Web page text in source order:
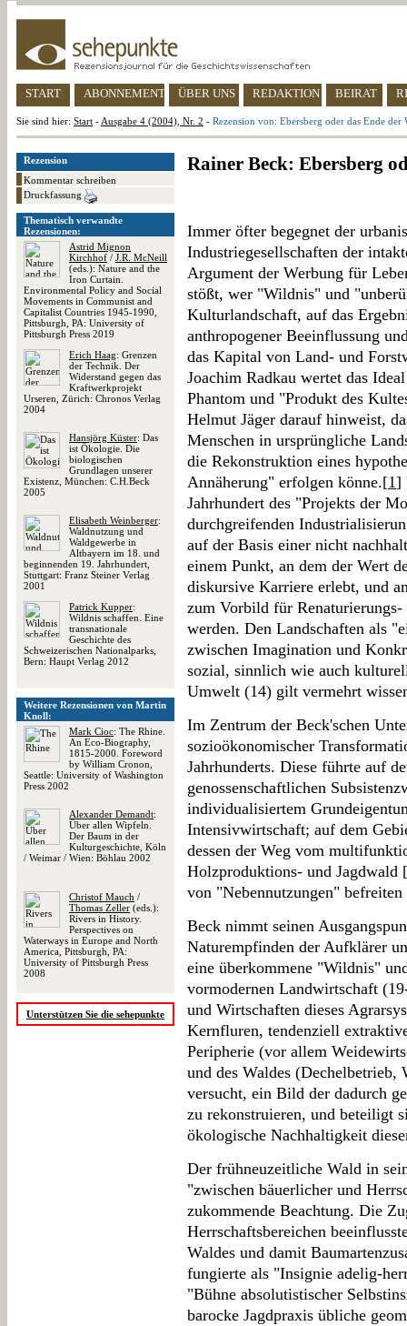
START ABONNEMENT ÜBER UNS REDAKTION BEIRAT
Sie sind hier: Start - Ausgabe 4 (2004), Nr. 2 - Rezension von: Ebersberg oder das Ende der
Rezension
Kommentar schreiben
Druckfassung
Thematisch verwandte
Rezensionen:
Astrid Mignon
Kirchhof / J.R. McNeill
(eds.): Nature and the
Iron Curtain.
Environmental Policy and Social
Movements in Communist and
Capitalist Countries 1945-1990,
Pittsburgh, PA: University of
Pittsburgh Press 2019
Erich Haag: Grenzen
der Technik. Der
Widerstand gegen das
Kraftwerkprojekt
Urseren, Zürich: Chronos Verlag
2004
Hansjörg Küster: Das
ist Ökologie. Die
biologischen
Grundlagen unserer
Existenz, München: C.H.Beck
2005
Elisabeth Weinberger:
Waldnutzung und
Waldgewerbe in
Altbayern im 18. und
beginnenden 19. Jahrhundert,
Stuttgart: Franz Steiner Verlag
2001
Patrick Kupper:
Wildnis schaffen. Eine
transnationale
Geschichte des
Schweizerischen Nationalparks,
Bern: Haupt Verlag 2012
Weitere Rezensionen von Martin
Knoll:
Mark Cioc: The Rhine.
An Eco-Biography,
1815-2000. Foreword
by William Cronon,
Seattle: University of Washington
Press 2002
Alexander Demandt:
Über allen Wipfeln.
Der Baum in der
Kulturgeschichte, Köln
/ Weimar / Wien: Böhlau 2002
Christof Mauch /
Thomas Zeller (eds.):
Rivers in History.
Perspectives on
Waterways in Europe and North
America, Pittsburgh, PA:
University of Pittsburgh Press
2008
Unterstützen Sie die sehepunkte
Rainer Beck: Ebersberg
Immer öfter begegnet der
Industriegesellschaften der
Argument der Werbung für
stößt, wer "Wildnis" und
Kulturlandschaft, auf das
anthropogener Beeinflussung
das Kapital von Land- und
Joachim Radkau wertet das
Phantom und "Produkt des
Helmut Jäger darauf hinweist,
Menschen in ursprüngliche
die Rekonstruktion eines
Annäherung" erfolgen könne.[1]
Jahrhundert des "Projekts der
durchgreifenden
auf der Basis einer nicht
einem Punkt, an dem der Wert
diskursive Karriere erlebt, und
zum Vorbild für
werden. Den Landschaften als
zwischen Imagination und
sozial, sinnlich wie auch
Umwelt (14) gilt vermehrt
Im Zentrum der Beck'schen
sozioökonomischer
Jahrhunderts. Diese führte auf
genossenschaftlichen
individualisiertem
Intensivwirtschaft; auf dem
dessen der Weg vom
Holzproduktions- und Jagdwald [
von "Nebennutzungen"
Beck nimmt seinen
Naturempfinden der Aufklärer
eine überkommene "Wildnis"
vormodernen Landwirtschaft
und Wirtschaften dieses
Kernfluren, tendenziell
Peripherie (vor allem
und des Waldes
versucht, ein Bild der dadurch
zu rekonstruieren, und beteiligt
ökologische Nachhaltigkeit
Der frühneuzeitliche Wald in
"zwischen bäuerlicher und
zukommende Beachtung. Die
Herrschaftsbereichen
Waldes und damit
fungierte als "Insignie adelig-
"Bühne absolutistischer
barocke Jagdpraxis übliche